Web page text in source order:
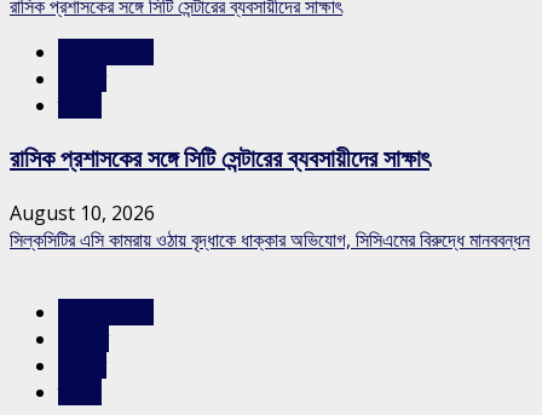
রাসিক প্রশাসকের সঙ্গে সিটি সেন্টারের ব্যবসায়ীদের সাক্ষাৎ
রাসিক প্রশাসকের সঙ্গে সিটি সেন্টারের ব্যবসায়ীদের সাক্ষাৎ
August 10, 2026
সিল্কসিটির এসি কামরায় ওঠায় বৃদ্ধাকে ধাক্কার অভিযোগ, সিসিএমের বিরুদ্ধে মানববন্ধন